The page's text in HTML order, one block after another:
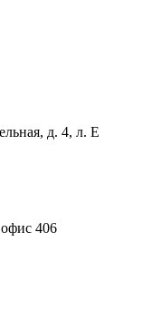
д. 4, л. Е
406